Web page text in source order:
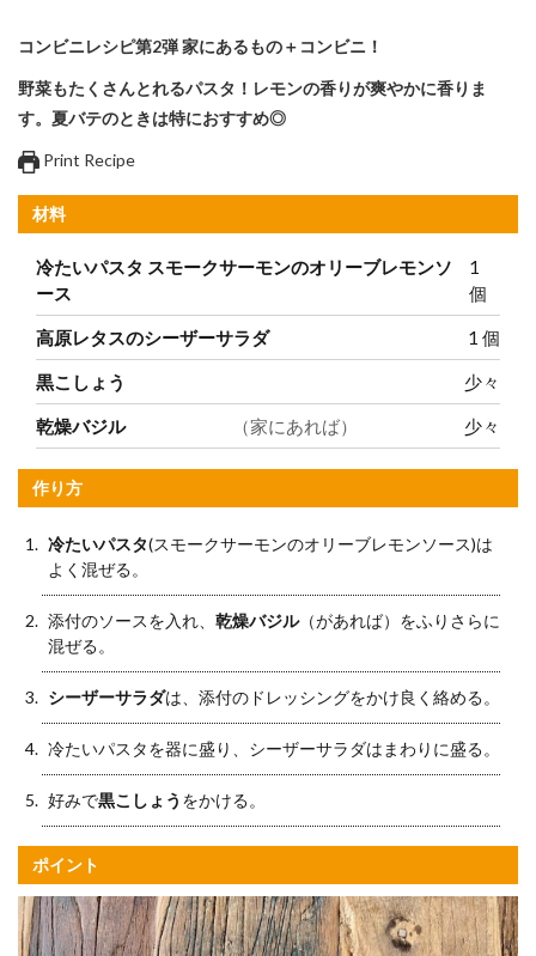
コンビニレシピ第2弾 家にあるもの＋コンビニ！
野菜もたくさんとれるパスタ！レモンの香りが爽やかに香りま
す。夏バテのときは特におすすめ◎
Print Recipe
材料
冷たいパスタ スモークサーモンのオリーブレモンソ
ース
1
個
高原レタスのシーザーサラダ 1 個
黒こしょう 少々
乾燥バジル （家にあれば） 少々
作り方
冷たいパスタ(スモークサーモンのオリーブレモンソース)は
よく混ぜる。
添付のソースを入れ、 乾燥バジル（があれば）をふりさらに
混ぜる。
シーザーサラダは、添付のドレッシングをかけ良く絡める。
冷たいパスタを器に盛り、シーザーサラダはまわりに盛る。
好みで黒こしょう をかける。
ポイント